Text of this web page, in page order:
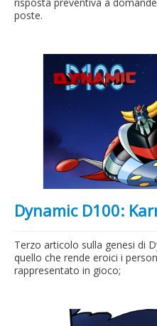
poste.
Dynamic D100:
Terzo articolo sulla genesi di
quello che rende eroici i
rappresentato in gioco;